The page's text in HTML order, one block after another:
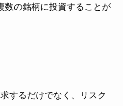
数の銘柄に投資することが
するだけでなく、リスク